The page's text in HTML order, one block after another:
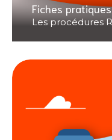
Fiches pratiques
Les procédures